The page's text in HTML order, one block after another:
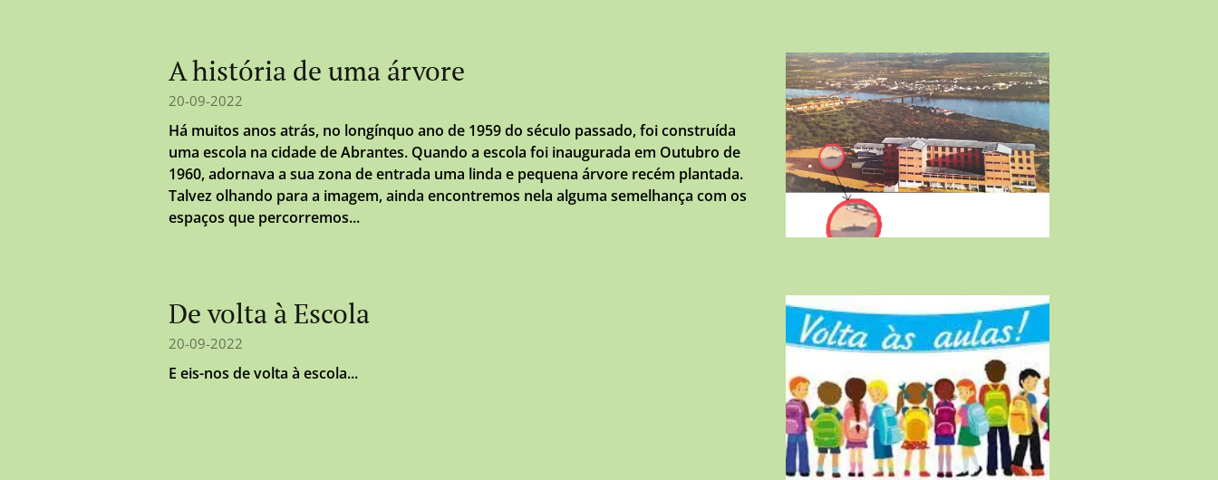
A história de uma árvore
20-09-2022
Há muitos anos atrás, no longínquo ano de 1959 do século passado, foi construída
uma escola na cidade de Abrantes. Quando a escola foi inaugurada em Outubro de
1960, adornava a sua zona de entrada uma linda e pequena árvore recém plantada.
Talvez olhando para a imagem, ainda encontremos nela alguma semelhança com os
espaços que percorremos...
De volta à Escola
20-09-2022
E eis-nos de volta à escola...